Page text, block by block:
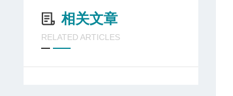
相关文章
RELATED ARTICLES